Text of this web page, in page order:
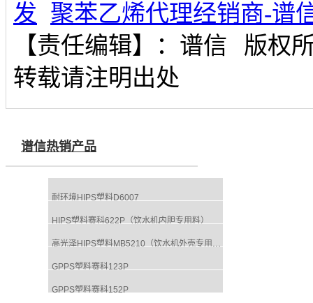
发 聚苯乙烯代理经销商-谱
【责任编辑】： 谱信
版权
转载请注明出处
谱信热销产品
耐环境HIPS塑料D6007
HIPS塑料赛科622P（饮水机内胆专用料）
高光泽HIPS塑料MB5210（饮水机外壳专用料）
GPPS塑料赛科123P
GPPS塑料赛科152P